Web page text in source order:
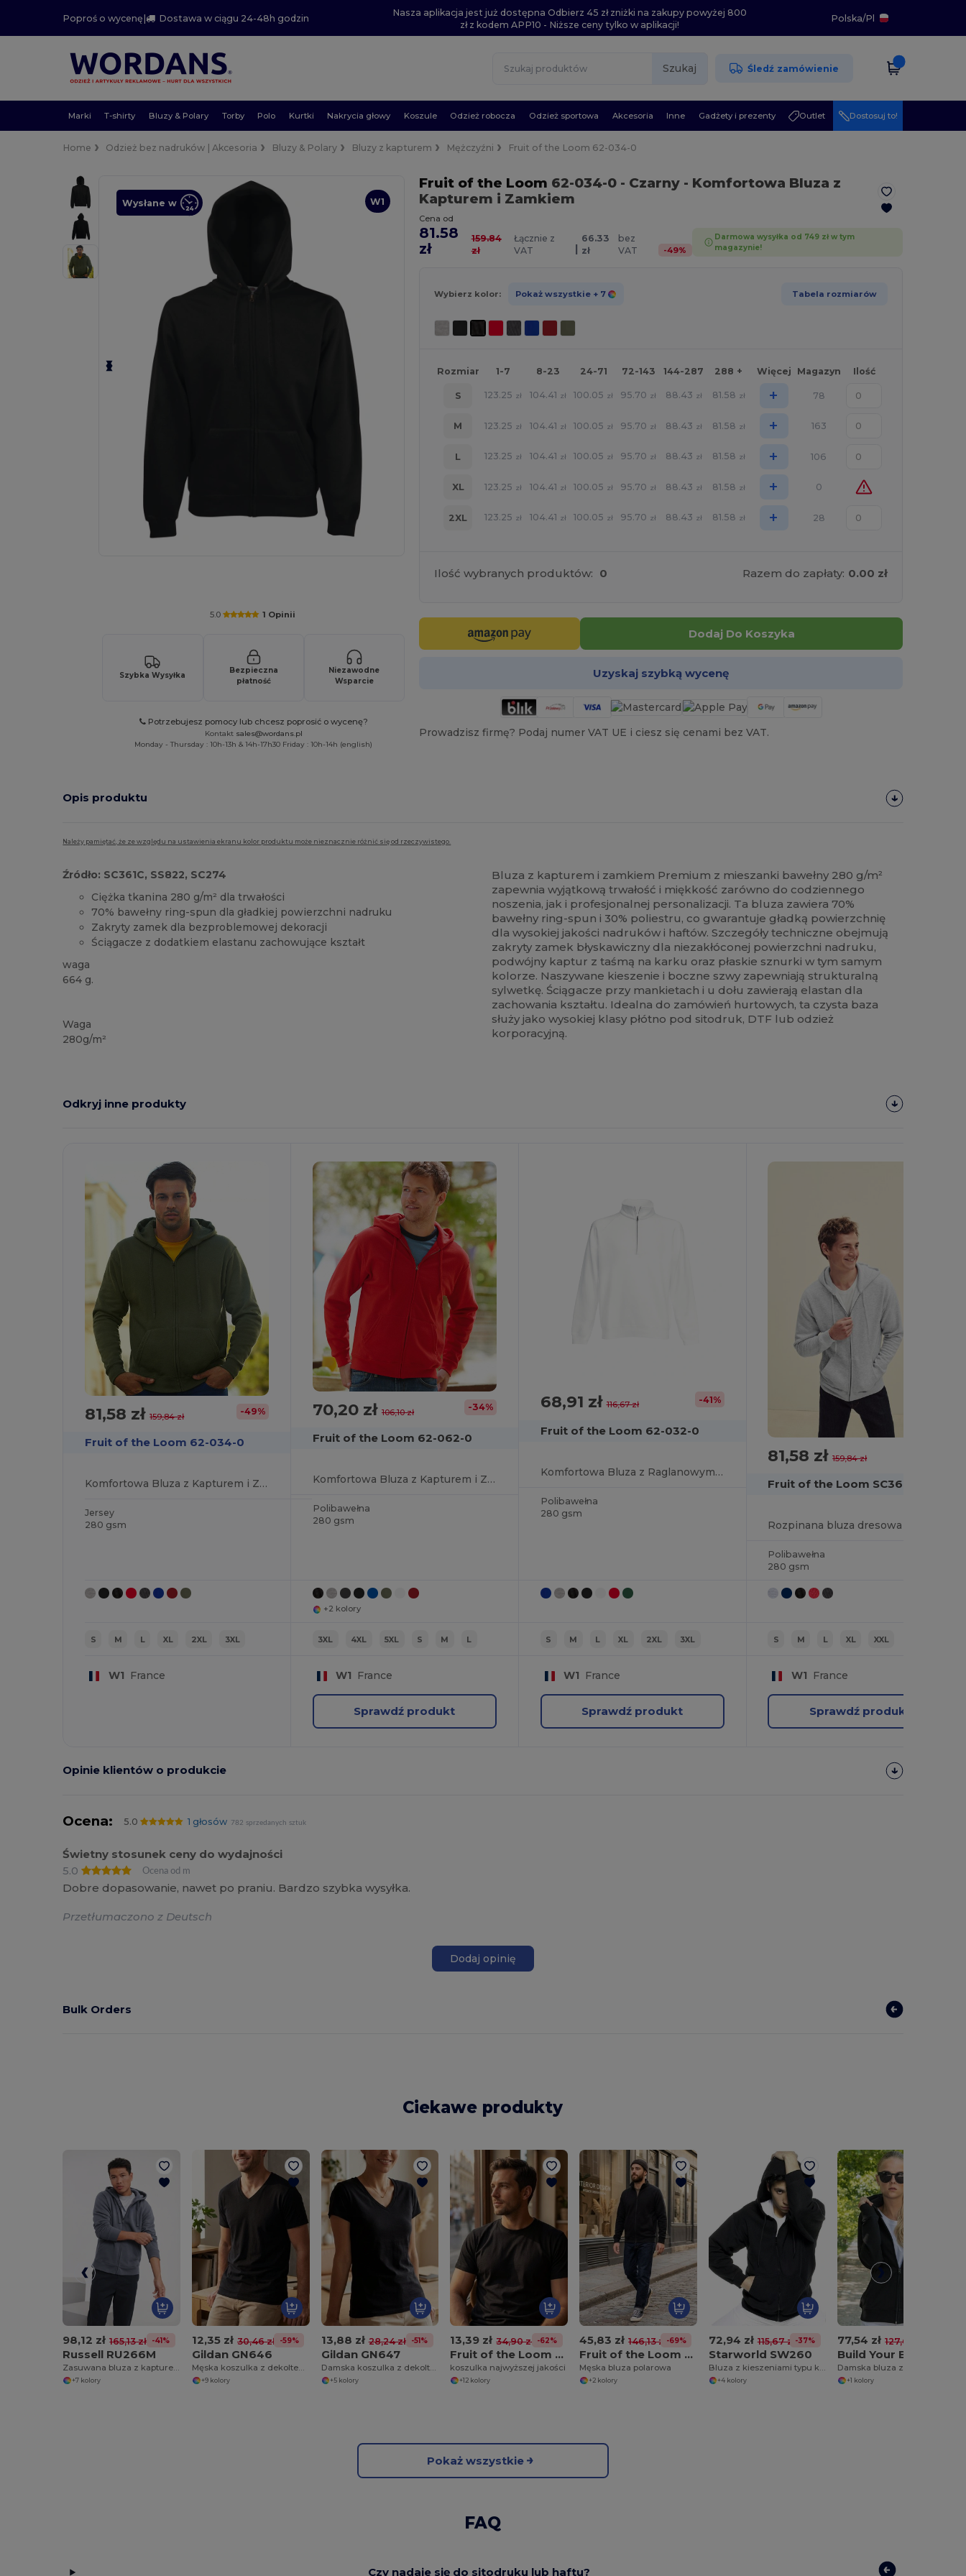
Poproś o wycenę| Dostawa w ciągu 24-48h godzin
Nasza aplikacja jest już dostępna Odbierz 45 zł zniżki na zakupy powyżej 800
zł z kodem APP10 - Niższe ceny tylko w aplikacji!
Polska/Pl
Szukaj Śledź zamówienie
Marki T-shirty Bluzy & Polary Torby Polo Kurtki Nakrycia głowy Koszule Odzież robocza Odzież sportowa Akcesoria Inne Gadżety i prezenty Outlet Dostosuj to!
Home Odzież bez nadruków | Akcesoria Bluzy & Polary Bluzy z kapturem Mężczyźni Fruit of the Loom 62-034-0
W1
Wysłane w
5.0 1 Opinii
Szybka Wysyłka
Bezpieczna
płatność
Niezawodne
Wsparcie
Potrzebujesz pomocy lub chcesz poprosić o wycenę?
Kontakt sales@wordans.pl
Monday - Thursday : 10h-13h & 14h-17h30 Friday : 10h-14h (english)
Fruit of the Loom 62-034-0 - Czarny- Komfortowa Bluza z
Kapturem i Zamkiem
Cena od
81.58
zł
159.84
zł
Łącznie z
VAT
|
66.33
zł
bez
VAT
-49%
Darmowa wysyłka od 749 zł w tym
magazynie!
Wybierz kolor: Pokaż wszystkie + 7 Tabela rozmiarów
Rozmiar 1-7 8-23 24-71 72-143 144-287 288 + Więcej Magazyn Ilość
S 123.25 zł 104.41 zł 100.05 zł 95.70 zł 88.43 zł 81.58 zł + 78
M 123.25 zł 104.41 zł 100.05 zł 95.70 zł 88.43 zł 81.58 zł + 163
L 123.25 zł 104.41 zł 100.05 zł 95.70 zł 88.43 zł 81.58 zł + 106
XL 123.25 zł 104.41 zł 100.05 zł 95.70 zł 88.43 zł 81.58 zł + 0
2XL 123.25 zł 104.41 zł 100.05 zł 95.70 zł 88.43 zł 81.58 zł + 28
Ilość wybranych produktów: 0 Razem do zapłaty: 0.00 zł
Dodaj Do Koszyka
Uzyskaj szybką wycenę
Prowadzisz firmę? Podaj numer VAT UE i ciesz się cenami bez VAT.
Opis produktu
Należy pamiętać, że ze względu na ustawienia ekranu kolor produktu może nieznacznie różnić się od rzeczywistego.
Źródło: SC361C, SS822, SC274
Ciężka tkanina 280 g/m² dla trwałości
70% bawełny ring-spun dla gładkiej powierzchni nadruku
Zakryty zamek dla bezproblemowej dekoracji
Ściągacze z dodatkiem elastanu zachowujące kształt
waga
664 g.
Waga
280g/m²
Bluza z kapturem i zamkiem Premium z mieszanki bawełny 280 g/m²
zapewnia wyjątkową trwałość i miękkość zarówno do codziennego
noszenia, jak i profesjonalnej personalizacji. Ta bluza zawiera 70%
bawełny ring-spun i 30% poliestru, co gwarantuje gładką powierzchnię
dla wysokiej jakości nadruków i haftów. Szczegóły techniczne obejmują
zakryty zamek błyskawiczny dla niezakłóconej powierzchni nadruku,
podwójny kaptur z taśmą na karku oraz płaskie sznurki w tym samym
kolorze. Naszywane kieszenie i boczne szwy zapewniają strukturalną
sylwetkę. Ściągacze przy mankietach i u dołu zawierają elastan dla
zachowania kształtu. Idealna do zamówień hurtowych, ta czysta baza
służy jako wysokiej klasy płótno pod sitodruk, DTF lub odzież
korporacyjną.
Odkryj inne produkty
81,58 zł159,84 zł -49%
Fruit of the Loom 62-034-0
Komfortowa Bluza z Kapturem i Zamkiem
Jersey
280 gsm
S M L XL 2XL 3XL
W1 France
70,20 zł 106,10 zł -34%
Fruit of the Loom 62-062-0
Komfortowa Bluza z Kapturem i Zamkiem
Polibawełna
280 gsm
+2 kolory
3XL 4XL 5XL S M L
W1 France
Sprawdź produkt
68,91 zł116,67 zł -41%
Fruit of the Loom 62-032-0
Komfortowa Bluza z Raglanowymi Rękawami i Zamkiem
Polibawełna
280 gsm
S M L XL 2XL 3XL
W1 France
Sprawdź produkt
81,58 zł159,84 zł
Fruit of the Loom SC361C
Rozpinana bluza dresowa
Polibawełna
280 gsm
S M L XL XXL
W1 France
Sprawdź produkt
Opinie klientów o produkcie
Ocena: 5.0 1 głosów 782 sprzedanych sztuk
Świetny stosunek ceny do wydajności
5.0
Ocena od m
Dobre dopasowanie, nawet po praniu. Bardzo szybka wysyłka.
Przetłumaczono z Deutsch
Dodaj opinię
Bulk Orders
Ciekawe produkty
98,12 zł 165,13 zł -41%
Russell RU266M
Zasuwana bluza z kapturem
+7 kolory
12,35 zł 30,46 zł -59%
Gildan GN646
Męska koszulka z dekoltem w szpic 100% bawełny
+9 kolory
13,88 zł 28,24 zł -51%
Gildan GN647
Damska koszulka z dekoltem w szpic 100% bawełny
+5 kolory
13,39 zł 34,90 zł -62%
Fruit of the Loom SC210
koszulka najwyższej jakości
+12 kolory
45,83 zł 146,13 zł-69%
Fruit of the Loom SC365
Męska bluza polarowa
+2 kolory
72,94 zł 115,67 zł -37%
Starworld SW260
Bluza z kieszeniami typu kangur
+4 kolory
77,54 zł 127,61 zł
Damska bluza z kapturem
+1 kolory
Pokaż wszystkie
FAQ
Czy nadaje się do sitodruku lub haftu?